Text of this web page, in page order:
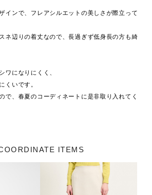
インで、フレアシルエットの美しさが際立って
ネ辺りの着丈なので、長過ぎず低身長の方も綺
ワになりにくく、
くいです。
で、春夏のコーディネートに是非取り入れてく
ITEMS